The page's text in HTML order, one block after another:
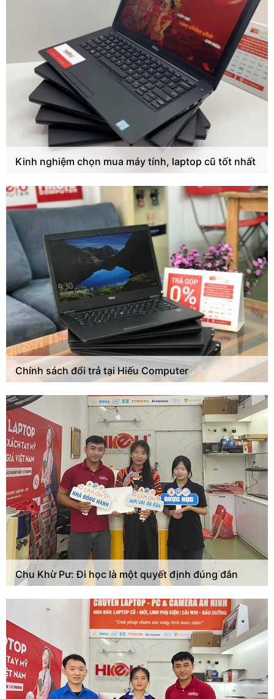
Kinh nghiệm chọn mua máy tính, laptop cũ tốt nhất
Chính sách đổi trả tại Hiếu Computer
Chu Khừ Pư: Đi học là một quyết định đúng đắn